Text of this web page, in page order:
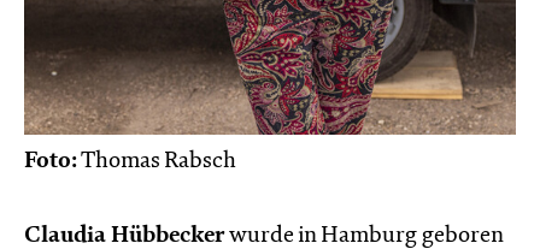
Foto:Thomas Rabsch
Claudia Hübbeckerwurde in Hamburg geboren